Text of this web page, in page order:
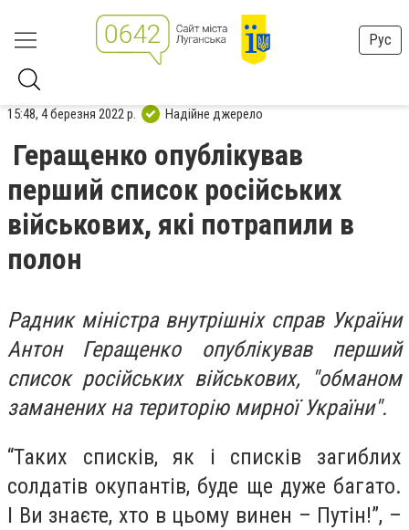
Рус
15:48, 4 березня 2022 р. Надійне джерело
Геращенко опублікував
перший список російських
військових, які потрапили в
полон
Радник міністра внутрішніх справ України
Антон Геращенко опублікував перший
список російських військових, "обманом
заманених на територію мирної України".
“Таких списків, як і списків загиблих
солдатів окупантів, буде ще дуже багато.
І Ви знаєте, хто в цьому винен – Путін!”, –